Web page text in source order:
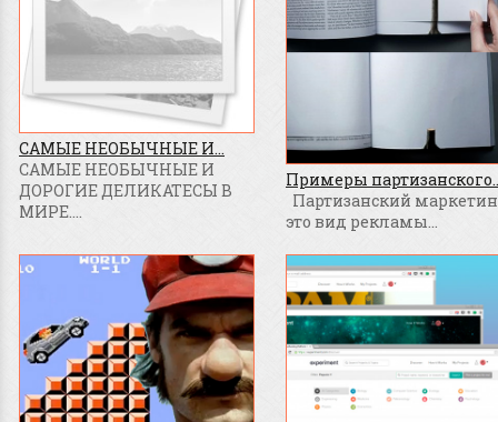
САМЫЕ НЕОБЫЧНЫЕ И...
САМЫЕ НЕОБЫЧНЫЕ И
ДОРОГИЕ ДЕЛИКАТЕСЫ В
МИРЕ....
Примеры
Партизанский
это вид рекламы...